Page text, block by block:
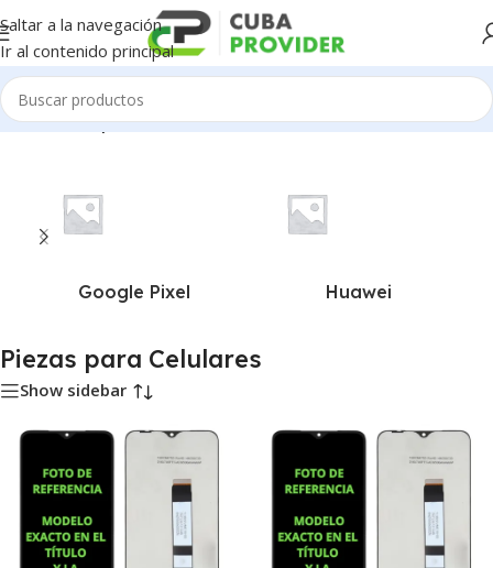
Saltar a la navegación
Ir al contenido principal
Inicio/Piezas para Celulares
Google Pixel Huawei
Piezas para Celulares
Show sidebar